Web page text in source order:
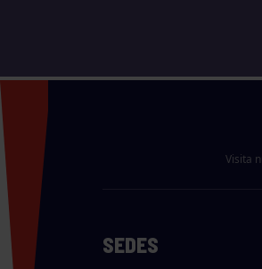
Visita
SEDES